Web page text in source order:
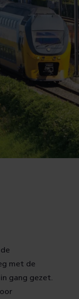
Lees meer
met de
gang gezet.